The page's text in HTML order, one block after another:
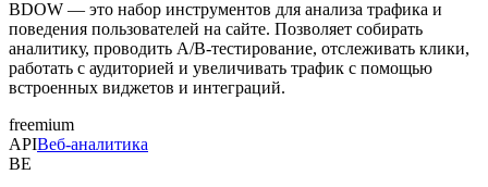
BDOW — это набор инструментов для анализа трафика и
поведения пользователей на сайте. Позволяет собирать
аналитику, проводить A/B-тестирование, отслеживать клики,
работать с аудиторией и увеличивать трафик с помощью
встроенных виджетов и интеграций.
freemium
APIВеб-аналитика
BE